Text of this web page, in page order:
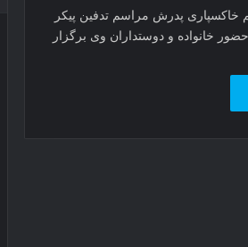
پدرش مراسم تدفین پیکر
خانواده و دوستداران وی برگزار